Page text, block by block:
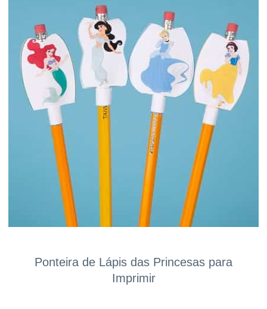
Ponteira de Lápis das Princesas para
Imprimir